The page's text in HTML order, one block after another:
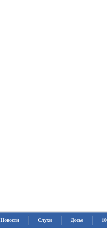
Новости Слухи Досье